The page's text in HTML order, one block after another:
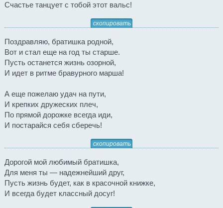
Счастье танцует с тобой этот вальс!
скопировать
Поздравляю, братишка родной,
Вот и стал еще на год ты старше.
Пусть останется жизнь озорной,
И идет в ритме бравурного марша!
А еще пожелаю удач на пути,
И крепких дружеских плеч,
По прямой дорожке всегда иди,
И постарайся себя сберечь!
скопировать
Дорогой мой любимый братишка,
Для меня ты — надежнейший друг,
Пусть жизнь будет, как в красочной книжке,
И всегда будет классный досуг!